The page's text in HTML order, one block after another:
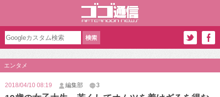
エンタメ
2018/04/10 08:19 編集部 3